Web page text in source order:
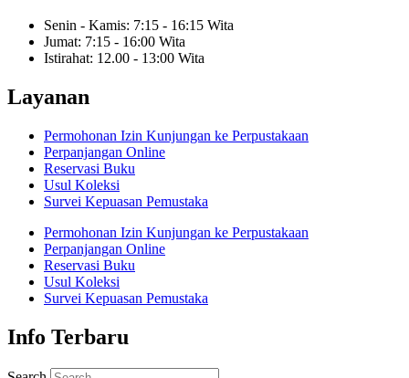
Senin - Kamis: 7:15 - 16:15 Wita
Jumat: 7:15 - 16:00 Wita
Istirahat: 12.00 - 13:00 Wita
Layanan
Permohonan Izin Kunjungan ke Perpustakaan
Perpanjangan Online
Reservasi Buku
Usul Koleksi
Survei Kepuasan Pemustaka
Permohonan Izin Kunjungan ke Perpustakaan
Perpanjangan Online
Reservasi Buku
Usul Koleksi
Survei Kepuasan Pemustaka
Info Terbaru